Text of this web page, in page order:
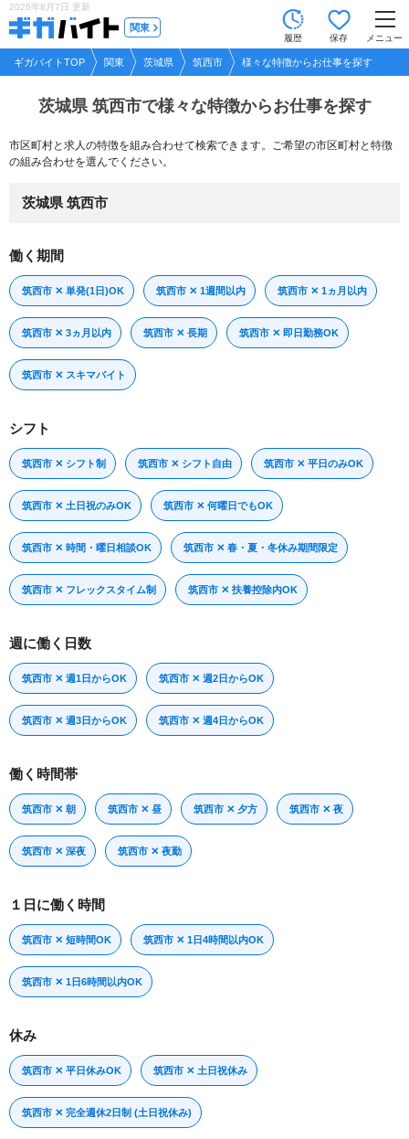
2026年8月7日 更新
関東
履歴 保存 メニュー
ギガバイトTOP 関東 茨城県 筑西市 様々な特徴からお仕事を探す
茨城県 筑西市で様々な特徴からお仕事を探す
市区町村と求人の特徴を組み合わせて検索できます。ご希望の市区町村と特徴
の組み合わせを選んでください。
茨城県 筑西市
働く期間
筑西市 ✕ 単発(1日)OK 筑西市 ✕ 1週間以内 筑西市 ✕ 1ヵ月以内
筑西市 ✕ 3ヵ月以内 筑西市 ✕ 長期 筑西市 ✕ 即日勤務OK
筑西市 ✕ スキマバイト
シフト
筑西市 ✕ シフト制 筑西市 ✕ シフト自由 筑西市 ✕ 平日のみOK
筑西市 ✕ 土日祝のみOK 筑西市 ✕ 何曜日でもOK
筑西市 ✕ 時間・曜日相談OK 筑西市 ✕ 春・夏・冬休み期間限定
筑西市 ✕ フレックスタイム制 筑西市 ✕ 扶養控除内OK
週に働く日数
筑西市 ✕ 週1日からOK 筑西市 ✕ 週2日からOK
筑西市 ✕ 週3日からOK 筑西市 ✕ 週4日からOK
働く時間帯
筑西市 ✕ 朝 筑西市 ✕ 昼 筑西市 ✕ 夕方 筑西市 ✕ 夜
筑西市 ✕ 深夜 筑西市 ✕ 夜勤
１日に働く時間
筑西市 ✕ 短時間OK 筑西市 ✕ 1日4時間以内OK
筑西市 ✕ 1日6時間以内OK
休み
筑西市 ✕ 平日休みOK 筑西市 ✕ 土日祝休み
筑西市 ✕ 完全週休2日制 (土日祝休み)